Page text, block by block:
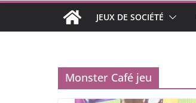
JEUX DE SOCIÉTÉ
Monster Café jeu